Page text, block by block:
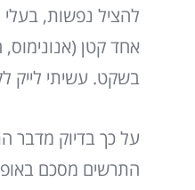
להציל נפשות, בעלי
אחד קטן (אנונימוס,
בשקט. עשיתי לייק
על כך בדיוק מדבר
התרשים מסכם באופן